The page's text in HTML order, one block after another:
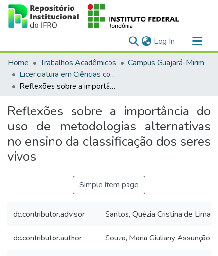
Log In (current)
Communities & Collections
All of DSpace
Statistics
Home Trabalhos Acadêmicos
Campus Guajará-Mirim
Licenciatura em Ciências com habilitação em Química ou Biologia
Reflexões sobre a importância do uso de metodologias alternativas no ensino da classificação dos seres vivos
Reflexões sobre a importância do
uso de metodologias alternativas
no ensino da classificação dos seres
vivos
Simple item page
dc.contributor.advisor Santos, Quézia Cristina de Lima
dc.contributor.author Souza, Maria Giuliany Assunção